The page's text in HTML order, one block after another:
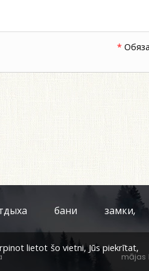
*
бани замки,
mājas
lietot šo vietni, Jūs piekrītat,